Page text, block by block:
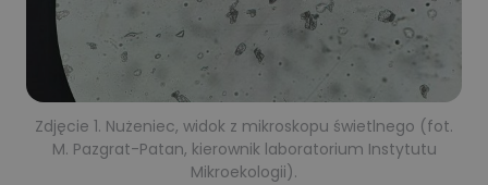
Zdjęcie 1. Nużeniec, widok z mikroskopu świetlnego (fot.
M. Pazgrat-Patan, kierownik laboratorium Instytutu
Mikroekologii).